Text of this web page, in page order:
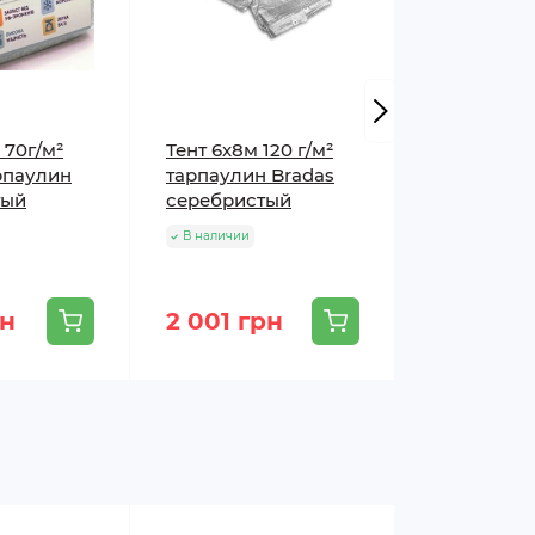
70г/м²
Тент 6х8м 120 г/м²
тарпаулин Bradas
серебристый
В наличии
2 001 грн